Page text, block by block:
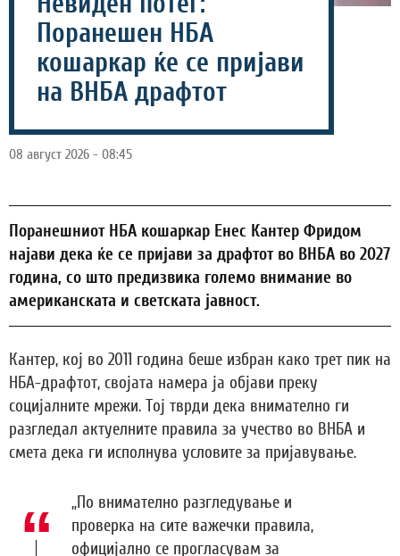
Поранешен НБА
кошаркар ќе се пријави
на ВНБА драфтот
08 август 2026 - 08:45
Поранешниот НБА кошаркар Енес Кантер Фридом
најави дека ќе се пријави за драфтот во ВНБА во 2027
година, со што предизвика големо внимание во
американската и светската јавност.
Кантер, кој во 2011 година беше избран како трет пик на
НБА-драфтот, својата намера ја објави преку
социјалните мрежи. Тој тврди дека внимателно ги
разгледал актуелните правила за учество во ВНБА и
смета дека ги исполнува условите за пријавување.
„По внимателно разгледување и
проверка на сите важечки правила,
официјално се прогласувам за